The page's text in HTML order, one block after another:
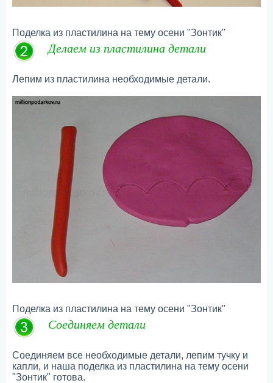
Поделка из пластилина на тему осени "Зонтик"
Делаем из пластилина детали
Лепим из пластилина необходимые детали.
Поделка из пластилина на тему осени "Зонтик"
Соединяем детали
Соединяем все необходимые детали, лепим тучку и
капли, и наша поделка из пластилина на тему осени
"Зонтик" готова.